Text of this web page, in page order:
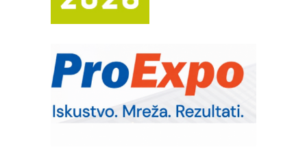
IB BLUMENAUER - više od 40 godina
poverenja u industriji
RMQ-TITAN ADVANCED INDICATOR
– Pametna signalizacija za efikasnije
upravljanje mašinama